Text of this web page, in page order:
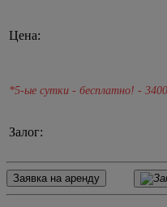
Цена:
*5-ые сутки - бесплатно! - 3400
Залог:
Заявка на аренду